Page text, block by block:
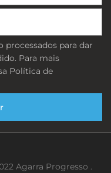
processados ​​para dar
Para mais
Política de
Agarra Progresso .